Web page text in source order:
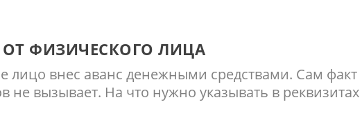
ФИЗИЧЕСКОГО ЛИЦА
лицо внес аванс денежными средствами. Сам факт
не вызывает. На что нужно указывать в реквизитах